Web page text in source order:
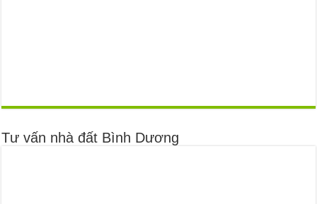
Tư vấn nhà đất Bình Dương